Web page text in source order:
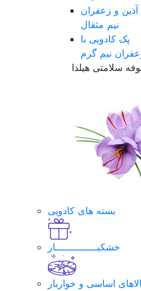
و زعفران
نیم مثقال
پک کادویی با
نیم گرم
سلامتی هیلدا
بسته های کادویی
خشکبــــــــــــــار
اساسی و خواربار